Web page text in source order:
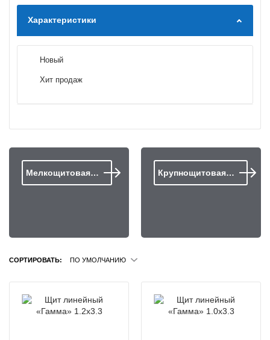
Характеристики
Новый
Хит продаж
Мелкощитовая… Крупнощитовая…
СОРТИРОВАТЬ: ПО УМОЛЧАНИЮ